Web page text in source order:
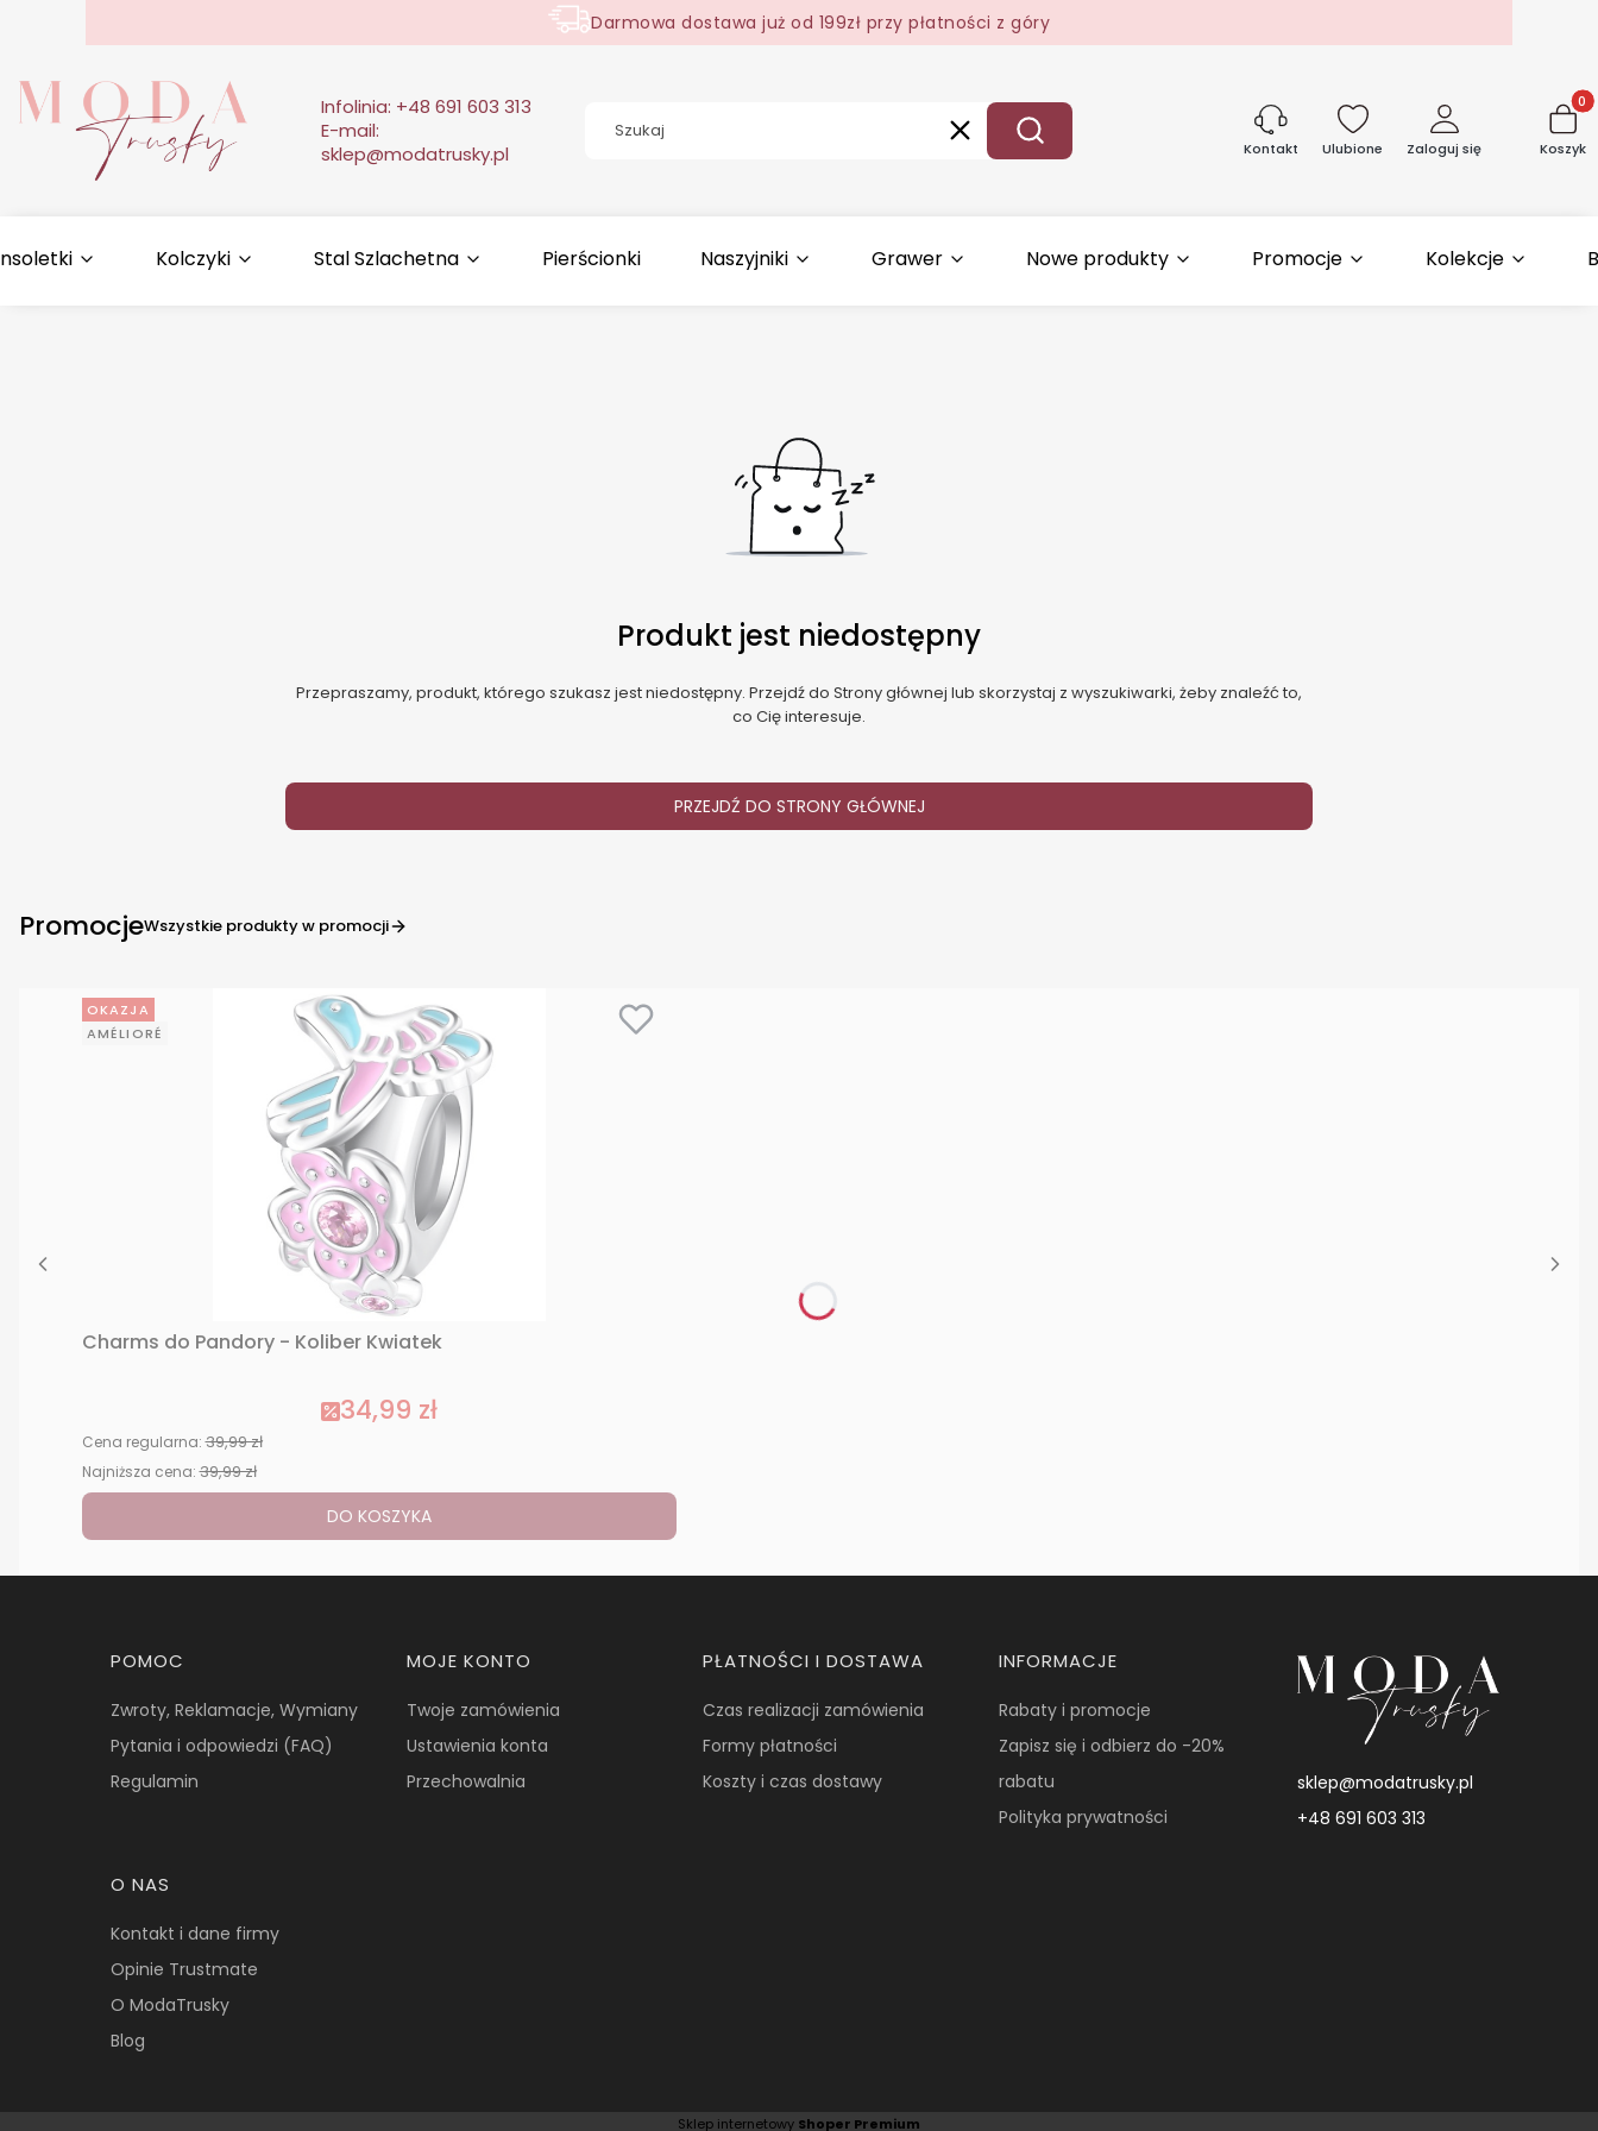
Darmowa dostawa już od 199zł przy płatności z góry
Infolinia: +48 691 603 313
E-mail:
sklep@modatrusky.pl
WyczyśćSzukaj Kontakt Ulubione Zaloguj się Koszyk
Kolczyki Stal Szlachetna Pierścionki Naszyjniki Grawer Nowe produkty Promocje Kolekcje
Produkt jest niedostępny
Przepraszamy, produkt, którego szukasz jest niedostępny. Przejdź do Strony głównej lub skorzystaj z wyszukiwarki, żeby znaleźć to,
co Cię interesuje.
PRZEJDŹ DO STRONY GŁÓWNEJ
PromocjeWszystkie produkty w promocji
OKAZJA
AMÉLIORÉ
Charms do Pandory - Koliber Kwiatek
34,99 zł
Cena regularna: 39,99 zł
Najniższa cena: 39,99 zł
DO KOSZYKA
Linki w stopce
POMOC
Zwroty, Reklamacje, Wymiany
Pytania i odpowiedzi (FAQ)
Regulamin
MOJE KONTO
Twoje zamówienia
Ustawienia konta
Przechowalnia
PŁATNOŚCI I DOSTAWA
Czas realizacji zamówienia
Formy płatności
Koszty i czas dostawy
INFORMACJE
Rabaty i promocje
Zapisz się i odbierz do -20%
rabatu
Polityka prywatności
O NAS
Kontakt i dane firmy
Opinie Trustmate
O ModaTrusky
Blog
sklep@modatrusky.pl
+48 691 603 313
Sklep internetowy Shoper Premium